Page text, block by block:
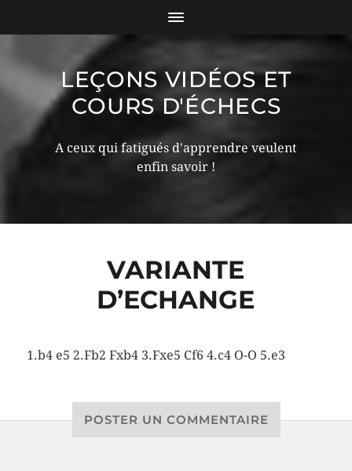
LEÇONS VIDÉOS ET
COURS D'ÉCHECS
A ceux qui fatigués d'apprendre veulent
enfin savoir !
VARIANTE
D’ECHANGE
1.b4 e5 2.Fb2 Fxb4 3.Fxe5 Cf6 4.c4 O-O 5.e3
POSTER UN COMMENTAIRE